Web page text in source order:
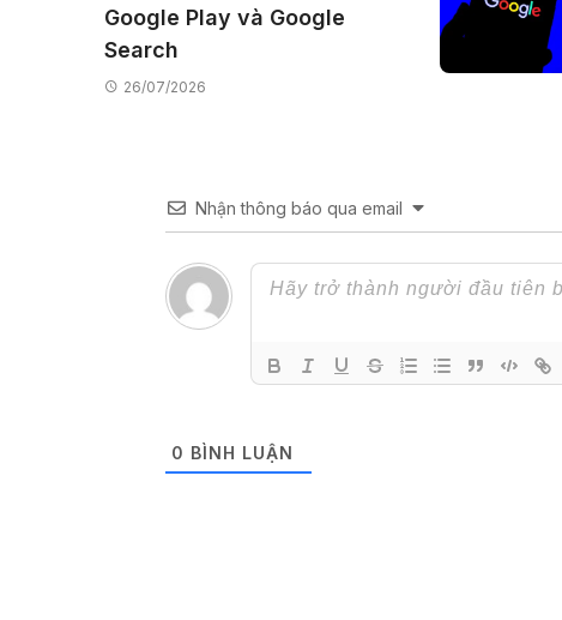
Google Play và Google
Search
26/07/2026
Nhận thông báo qua email
0 BÌNH LUẬN